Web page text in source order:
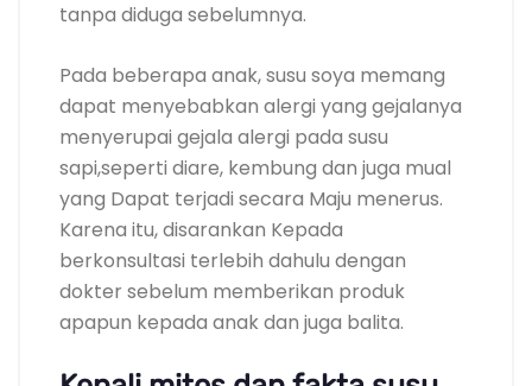
tanpa diduga sebelumnya.
Pada beberapa anak, susu soya memang
dapat menyebabkan alergi yang gejalanya
menyerupai gejala alergi pada susu
sapi,seperti diare, kembung dan juga mual
yang Dapat terjadi secara Maju menerus.
Karena itu, disarankan Kepada
berkonsultasi terlebih dahulu dengan
dokter sebelum memberikan produk
apapun kepada anak dan juga balita.